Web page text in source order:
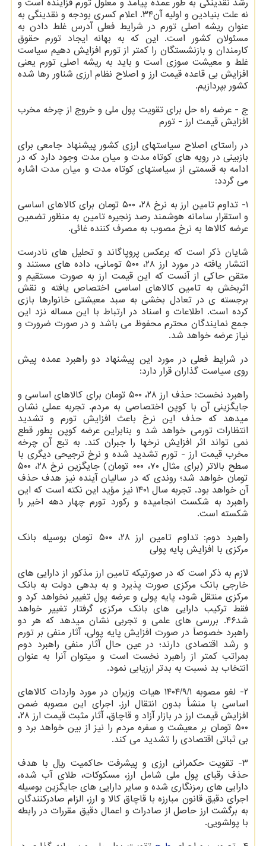
رشد نقدینگی به طور عمده پیامد و معلول تورم فزاینده است و
نه علت بنیادین و اولیه آن۳۴. اعلام کسری بودجه و نقدینگی به
عنوان ریشه اصلی تورم در شرایط فعلی آدرس غلط دادن به
مسئولان کشور است. این که به بهانه ایجاد تورم حقوق
کارمندان و بازنشستگان را کمتر از تورم افزایش دهیم سیاست
غلط و معیشت سوزی است و باید به ریشه اصلی تورم یعنی
افزایش بی قاعده قیمت ارز و اصلاح نظام ارزی شناور رها شده
کشور بپردازیم.
ج - عرضه راه حل برای تقویت پول ملی و خروج از چرخه مخرب
افزایش قیمت ارز - تورم
در راستای اصلاح سیاستهای ارزی کشور پیشنهاد جامعی برای
بازبینی در رویه های کوتاه مدت و میان مدت وجود دارد که در
ادامه به قسمتی از سیاستهای کوتاه مدت و میان مدت اشاره
می گردد:
۱- تداوم تامین ارز به نرخ ۲۸، ۵۰۰ تومان برای کالاهای اساسی
و استقرار سامانه هوشمند رصد زنجیره تامین به منظور تضمین
عرضه کالاها به نرخ مصوب به مصرف کننده غائی.
شایان ذکر است که برعکس پروپاگاند و تحلیل های نادرست
انتشار یافته در مورد ارز ۲۸، ۵۰۰ تومانی، داده های مستند و
متقن حاکی از آنست که این قیمت ارز به صورت مستقیم و
اثربخش به تامین کالاهای اساسی اختصاص یافته و نقش
برجسته ی در تعادل بخشی به سبد معیشتی خانوارها بازی
کرده است. اطلاعات و اسناد در ارتباط با این مساله نزد این
جمع نمایندگان محترم محفوظ می باشد و در صورت ضرورت و
نیاز عرضه خواهد شد.
در شرایط فعلی در مورد این پیشنهاد دو راهبرد عمده پیش
روی سیاست گذاران قرار دارد:
راهبرد نخست: حذف ارز ۲۸، ۵۰۰ تومان برای کالاهای اساسی و
جایگزینی آن با کوپن اختصاصی به مردم. تجربه عملی نشان
میدهد که حذف این نرخ باعث افزایش تورم و تشدید
انتظارات تورمی خواهد شد و بنابراین عرضه کوپن بطور قطع
نمی تواند اثر افزایش نرخها را جبران کند. به تبع آن چرخه
مخرب قیمت ارز - تورم تشدید شده و نرخ ترجیحی دیگری با
سطح بالاتر (برای مثال ۷۰، ۰۰۰ تومان) جایگزین نرخ ۲۸، ۵۰۰
تومان خواهد شد؛ روندی که در سالیان آینده نیز هدف حذف
آن خواهد بود. تجربه سال ۱۴۰۱ نیز مؤید این نکته است که این
راهبرد به شکست انجامیده و رکورد تورم چهار دهه اخیر را
شکسته است.
راهبرد دوم: تداوم تامین ارز ۲۸، ۵۰۰ تومان بوسیله بانک
مرکزی با افزایش پایه پولی
لازم به ذکر است که در صورتیکه تامین ارز مذکور از دارایی های
خارجی بانک مرکزی صورت پذیرد و به بدهی دولت به بانک
مرکزی منتقل شود، پایه پولی و عرضه پول تغییر نخواهد کرد و
فقط ترکیب دارایی های بانک مرکزی گرفتار تغییر خواهد
شد۴۶. بررسی های علمی و تجربی نشان میدهد که هر دو
راهبرد خصوصاً در صورت افزایش پایه پولی، آثار منفی بر تورم
و رشد اقتصادی دارند؛ در عین حال آثار منفی راهبرد دوم
بمراتب کمتر از راهبرد نخست است و میتوان آنرا به عنوان
انتخاب بد نسبت به بدتر ارزیابی نمود.
۲- لغو مصوبه ۱۴۰۴/۹/۱ هیات وزیران در مورد واردات کالاهای
اساسی با منشأ بدون انتقال ارز. اجرای این مصوبه ضمن
افزایش قیمت ارز در بازار آزاد و قاچاق، آثار مثبت قیمت ارز ۲۸،
۵۰۰ تومان بر معیشت و سفره مردم را نیز از بین خواهد برد و
بی ثباتی اقتصادی را تشدید می کند.
۳- تقویت حکمرانی ارزی و پیشرفت حاکمیت ریال با هدف
حذف رقبای پول ملی شامل ارز، مسکوکات، طلای آب شده،
دارایی های رمزنگاری شده و سایر دارایی های جایگزین بوسیله
اجرای دقیق قانون مبارزه با قاچاق کالا و ارز، الزام صادرکنندگان
به برگشت ارز حاصل از صادرات و اعمال دقیق مقررات در رابطه
با پولشویی.